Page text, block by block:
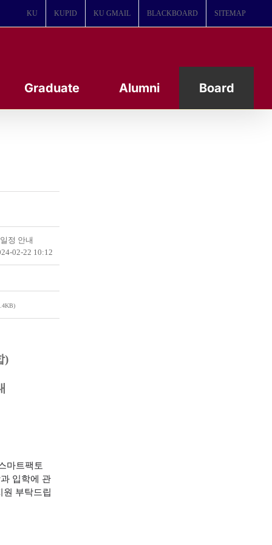
KU KUPID KU GMAIL BLACKBOARD SITEMAP
Graduate Alumni Board
정 안내
02-22 10:12
)
마트팩토
입학에 관
원 부탁드립